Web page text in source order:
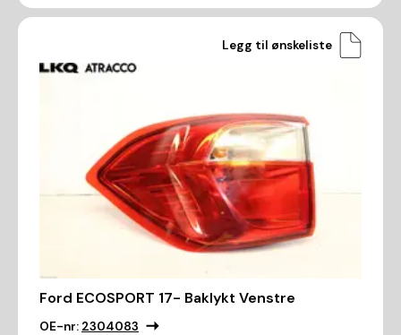
Legg til ønskeliste
Ford ECOSPORT 17- Baklykt Venstre
OE-nr: 2304083